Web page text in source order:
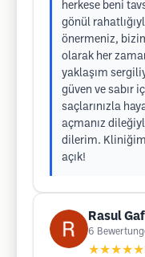
herkese beni
gönül
önermeniz,
olarak her
yaklaşım
güven ve sabır
saçlarınızla
açmanız
dilerim.
açık!
Rasul
6
★★★★★